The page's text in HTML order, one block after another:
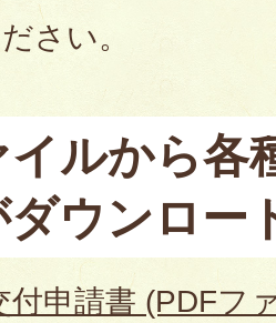
さい。
ルから各
ダウンロー
付申請書 (PDFフ